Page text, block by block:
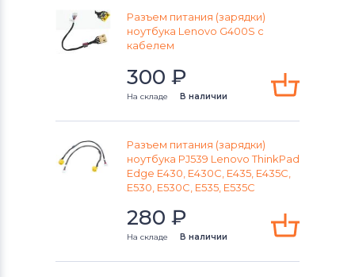
Archos
Разъемы питания для ноутбуков
Разъемы питания для ноутбуков
Samsung
Разъемы питания для ноутбуков
Разъемы питания для ноутбуков
Разъем питания (зарядки)
ноутбука Lenovo G400S с
кабелем
300 ₽
На складе В наличии
Разъем питания (зарядки)
ноутбука PJ539 Lenovo ThinkPad
Edge E430, E430C, E435, E435C,
E530, E530C, E535, E535C
280 ₽
На складе В наличии